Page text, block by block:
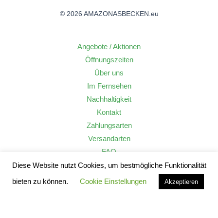
© 2026 AMAZONASBECKEN.eu
Angebote / Aktionen
Öffnungszeiten
Über uns
Im Fernsehen
Nachhaltigkeit
Kontakt
Zahlungsarten
Versandarten
FAQ
Widerrufsrecht
AGB
Diese Website nutzt Cookies, um bestmögliche Funktionalität
bieten zu können.
Cookie Einstellungen Akzeptieren